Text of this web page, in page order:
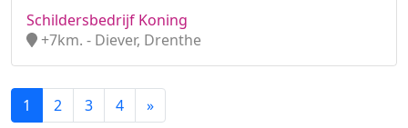
Schildersbedrijf Koning
+7km. - Diever, Drenthe
1 2 3 4 »